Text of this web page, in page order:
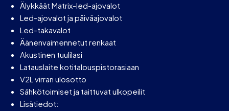
Älykkäät Matrix-led-ajovalot
Led-ajovalot ja päiväajovalot
Led-takavalot
Äänenvaimennetut renkaat
Akustinen tuulilasi
Latauslaite kotitalouspistorasiaan
V2L virran ulosotto
Sähkötoimiset ja taittuvat ulkopeilit
Lisätiedot: